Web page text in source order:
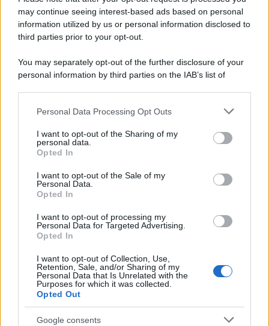
may continue seeing interest-based ads based on personal
information utilized by us or personal information disclosed to
third parties prior to your opt-out.
You may separately opt-out of the further disclosure of your
personal information by third parties on the IAB’s list of
This information may also be disclosed by us to third parties
disclose it to other third parties.
Please note that this website/app uses one or more Google
services and may gather and store information including but
not limited to your visit or usage behaviour. You may click to
grant or deny consent to Google and its third-party tags to
consent section.
Personal Data Processing Opt Outs
I want to opt-out of the Sharing of my
personal data.
Opted In
I want to opt-out of the Sale of my
Personal Data.
Opted In
I want to opt-out of processing my
Personal Data for Targeted Advertising.
Opted In
I want to opt-out of Collection, Use,
Retention, Sale, and/or Sharing of my
Personal Data that Is Unrelated with the
Purposes for which it was collected.
Opted Out
Google consents
Home Magazine 365
Cineverse Magazine
SecondHomeMagazine
Investieren24
News Hub UK
Olanda
Investeren 24
NL Newz